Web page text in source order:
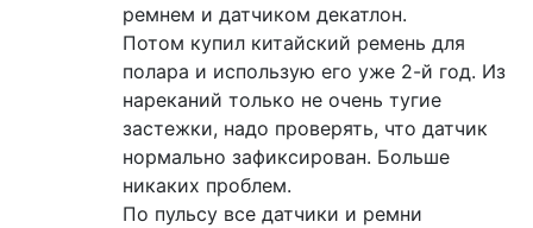
ремнем и датчиком декатлон.
Потом купил китайский ремень для
полара и использую его уже 2-й год. Из
нареканий только не очень тугие
застежки, надо проверять, что датчик
нормально зафиксирован. Больше
никаких проблем.
По пульсу все датчики и ремни